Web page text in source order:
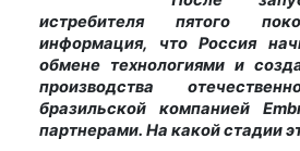
истребителя пятого
информация, что Россия
обмене технологиями и
производства
бразильской компанией
партнерами. На какой стадии